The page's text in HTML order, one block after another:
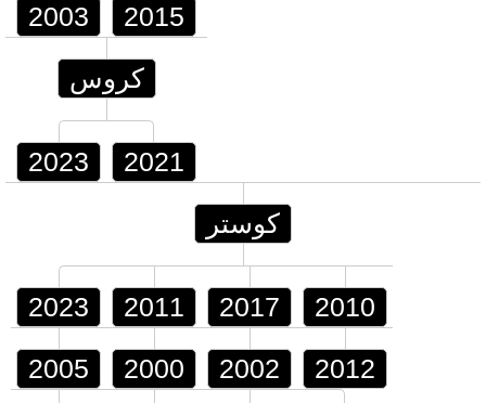
2003 2015
كروس
2023 2021
كوستر
2023 2011 2017 2010
2005 2000 2002 2012